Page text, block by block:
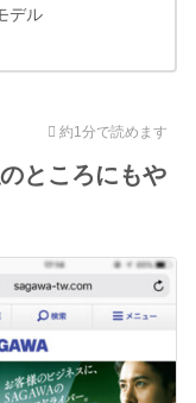
デル
ところにもや
約1分で読めます